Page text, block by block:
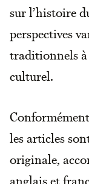
sur l’histoire
perspectives
traditionnels à
culturel.
les articles
originale,
anglais et